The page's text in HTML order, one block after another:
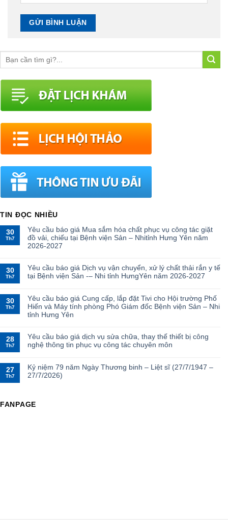
TIN ĐỌC NHIỀU
30
Th7
Yêu cầu báo giá Mua sắm hóa chất phục vụ công tác giặt
đồ vải, chiếu tại Bệnh viện Sản – Nhitỉnh Hưng Yên năm
2026-2027
30
Th7
Yêu cầu báo giá Dịch vụ vận chuyển, xử lý chất thải rắn y tế
tại Bệnh viện Sản -– Nhi tỉnh HưngYên năm 2026-2027
30
Th7
Yêu cầu báo giá Cung cấp, lắp đặt Tivi cho Hội trường Phố
Hiến và Máy tính phòng Phó Giám đốc Bệnh viện Sản – Nhi
tỉnh Hưng Yên
28
Th7
Yêu cầu báo giá dịch vụ sửa chữa, thay thế thiết bị công
nghệ thông tin phục vụ công tác chuyên môn
27
Th7
Kỷ niệm 79 năm Ngày Thương binh – Liệt sĩ (27/7/1947 –
27/7/2026)
FANPAGE